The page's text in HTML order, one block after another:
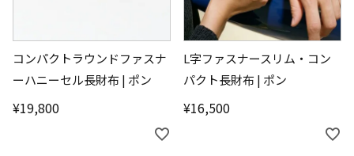
コンパクトラウンドファスナ
ーハニーセル長財布 | ポン
¥19,800
L字ファスナースリム・コン
パクト長財布 | ポン
¥16,500